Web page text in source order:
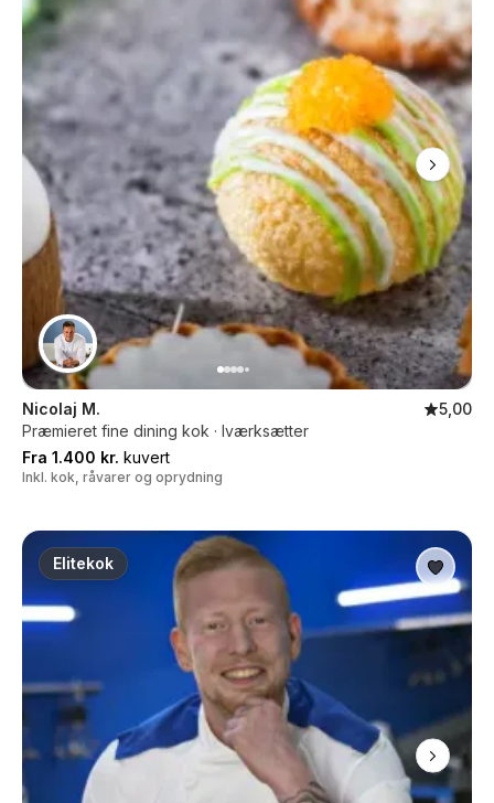
Nicolaj M.
5,00
Præmieret fine dining kok · Iværksætter
Fra 1.400 kr. kuvert
Inkl. kok, råvarer og oprydning
Elitekok